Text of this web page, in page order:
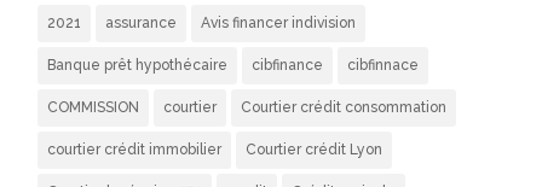
2021 assurance Avis financer indivision
Banque prêt hypothécaire cibfinance cibfinnace
COMMISSION courtier Courtier crédit consommation
courtier crédit immobilier Courtier crédit Lyon